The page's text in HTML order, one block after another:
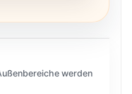
werden